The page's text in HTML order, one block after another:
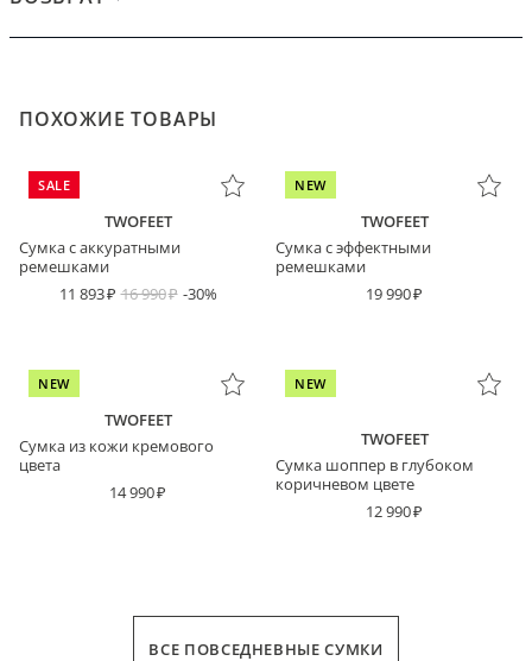
ПОХОЖИЕ ТОВАРЫ
SALE
TWOFEET
Сумка с аккуратными
ремешками
11 893
16 990 -30%
NEW
TWOFEET
Сумка с эффектными
ремешками
19 990
NEW
TWOFEET
Сумка из кожи кремового
цвета
14 990
NEW
TWOFEET
Сумка шоппер в глубоком
коричневом цвете
12 990
ВСЕ ПОВСЕДНЕВНЫЕ СУМКИ